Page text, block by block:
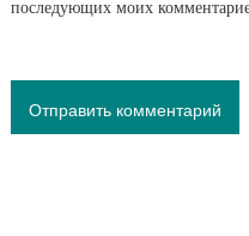
последующих моих